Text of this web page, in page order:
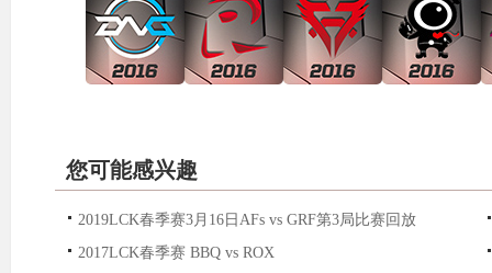
您可能感兴趣
2019LCK春季赛3月16日AFs vs GRF第3局比赛回放
2017LCK春季赛 BBQ vs ROX